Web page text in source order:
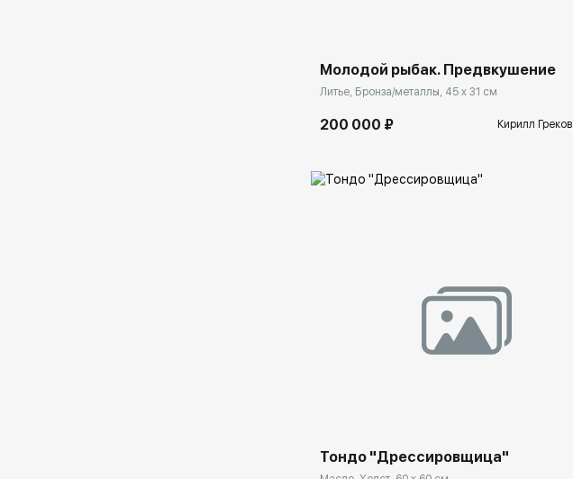
Молодой рыбак. Предвкушение
Литье, Бронза/металлы, 45 x 31 см
200 000 ₽ Кирилл Греков
Тондо "Дрессировщица"